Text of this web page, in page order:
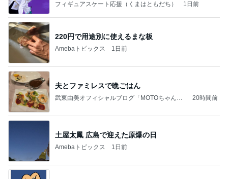
フィギュアスケート応援（くまはともだち） 1日前
220円で用途別に使えるまな板
Amebaトピックス 1日前
夫とファミレスで晩ごはん
武東由美オフィシャルブログ「MOTOちゃんと
20時間前
土屋太鳳 広島で迎えた原爆の日
Amebaトピックス 1日前